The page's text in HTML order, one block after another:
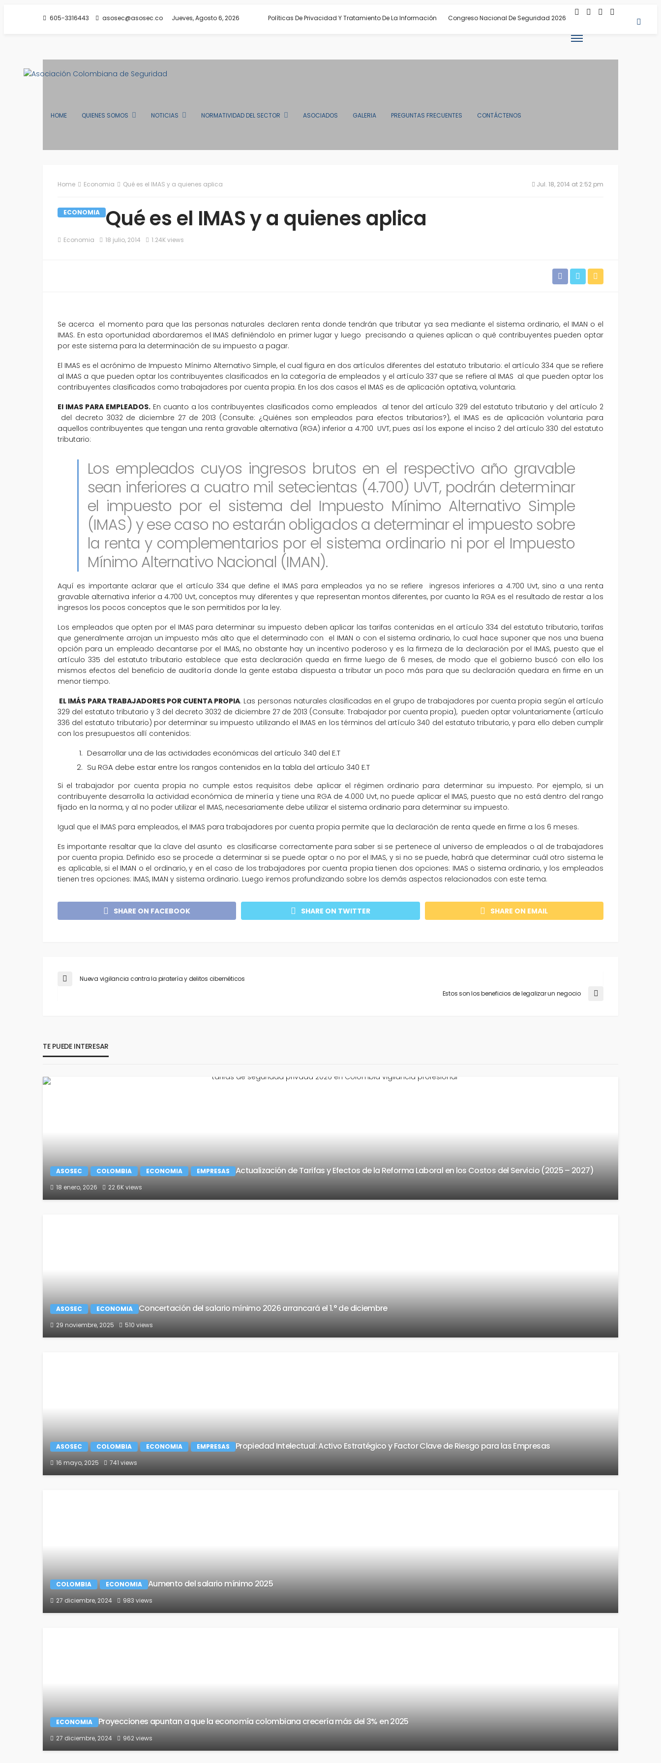
605-3316443 asosec@asosec.co Jueves, Agosto 6, 2026 Políticas De Privacidad Y Tratamiento De La Información Congreso Nacional De Seguridad 2026
HOME QUIENES SOMOS NOTICIAS NORMATIVIDAD DEL SECTOR ASOCIADOS GALERIA PREGUNTAS FRECUENTES CONTÁCTENOS
Home Economia Qué es el IMAS y a quienes aplica Jul. 18, 2014 at 2:52 pm
ECONOMIA Qué es el IMAS y a quienes aplica
Economia 18 julio, 2014 1.24K views
Se acerca el momento para que las personas naturales declaren renta donde tendrán que tributar ya sea mediante el sistema ordinario, el IMAN o el
IMAS. En esta oportunidad abordaremos el IMAS definiéndolo en primer lugar y luego precisando a quienes aplican o qué contribuyentes pueden optar
por este sistema para la determinación de su impuesto a pagar.
El IMAS es el acrónimo de Impuesto Mínimo Alternativo Simple, el cual figura en dos artículos diferentes del estatuto tributario: el artículo 334 que se refiere
al IMAS a que pueden optar los contribuyentes clasificados en la categoría de empleados y el artículo 337 que se refiere al IMAS al que pueden optar los
contribuyentes clasificados como trabajadores por cuenta propia. En los dos casos el IMAS es de aplicación optativa, voluntaria.
El IMAS PARA EMPLEADOS.En cuanto a los contribuyentes clasificados como empleados al tenor del artículo 329 del estatuto tributario y del artículo 2
del decreto 3032 de diciembre 27 de 2013 (Consulte: ¿Quiénes son empleados para efectos tributarios?), el IMAS es de aplicación voluntaria para
aquellos contribuyentes que tengan una renta gravable alternativa (RGA) inferior a 4.700 UVT, pues así los expone el inciso 2 del artículo 330 del estatuto
tributario:
Los empleados cuyos ingresos brutos en el respectivo año gravable
sean inferiores a cuatro mil setecientas (4.700) UVT, podrán determinar
el impuesto por el sistema del Impuesto Mínimo Alternativo Simple
(IMAS) y ese caso no estarán obligados a determinar el impuesto sobre
la renta y complementarios por el sistema ordinario ni por el Impuesto
Mínimo Alternativo Nacional (IMAN).
Aquí es importante aclarar que el artículo 334 que define el IMAS para empleados ya no se refiere ingresos inferiores a 4.700 Uvt, sino a una renta
gravable alternativa inferior a 4.700 Uvt, conceptos muy diferentes y que representan montos diferentes, por cuanto la RGA es el resultado de restar a los
ingresos los pocos conceptos que le son permitidos por la ley.
Los empleados que opten por el IMAS para determinar su impuesto deben aplicar las tarifas contenidas en el artículo 334 del estatuto tributario, tarifas
que generalmente arrojan un impuesto más alto que el determinado con el IMAN o con el sistema ordinario, lo cual hace suponer que nos una buena
opción para un empleado decantarse por el IMAS, no obstante hay un incentivo poderoso y es la firmeza de la declaración por el IMAS, puesto que el
artículo 335 del estatuto tributario establece que esta declaración queda en firme luego de 6 meses, de modo que el gobierno buscó con ello los
mismos efectos del beneficio de auditoría donde la gente estaba dispuesta a tributar un poco más para que su declaración quedara en firme en un
menor tiempo.
EL IMÁS PARA TRABAJADORES POR CUENTA PROPIA. Las personas naturales clasificadas en el grupo de trabajadores por cuenta propia según el artículo
329 del estatuto tributario y 3 del decreto 3032 de diciembre 27 de 2013 (Consulte: Trabajador por cuenta propia), pueden optar voluntariamente (artículo
336 del estatuto tributario) por determinar su impuesto utilizando el IMAS en los términos del artículo 340 del estatuto tributario, y para ello deben cumplir
con los presupuestos allí contenidos:
Desarrollar una de las actividades económicas del artículo 340 del E.T
Su RGA debe estar entre los rangos contenidos en la tabla del artículo 340 E.T
Si el trabajador por cuenta propia no cumple estos requisitos debe aplicar el régimen ordinario para determinar su impuesto. Por ejemplo, si un
contribuyente desarrolla la actividad económica de minería y tiene una RGA de 4.000 Uvt, no puede aplicar el IMAS, puesto que no está dentro del rango
fijado en la norma, y al no poder utilizar el IMAS, necesariamente debe utilizar el sistema ordinario para determinar su impuesto.
Igual que el IMAS para empleados, el IMAS para trabajadores por cuenta propia permite que la declaración de renta quede en firme a los 6 meses.
Es importante resaltar que la clave del asunto es clasificarse correctamente para saber si se pertenece al universo de empleados o al de trabajadores
por cuenta propia. Definido eso se procede a determinar si se puede optar o no por el IMAS, y si no se puede, habrá que determinar cuál otro sistema le
es aplicable, si el IMAN o el ordinario, y en el caso de los trabajadores por cuenta propia tienen dos opciones: IMAS o sistema ordinario, y los empleados
tienen tres opciones: IMAS, IMAN y sistema ordinario. Luego iremos profundizando sobre los demás aspectos relacionados con este tema.
SHARE ON FACEBOOK SHARE ON TWITTER SHARE ON EMAIL
Nueva vigilancia contra la piratería y delitos cibernéticos
Estos son los beneficios de legalizar un negocio
TE PUEDE INTERESAR
ASOSEC COLOMBIA ECONOMIA EMPRESAS Actualización de Tarifas y Efectos de la Reforma Laboral en los Costos del Servicio (2025 – 2027)
18 enero, 2026 22.6K views
ASOSEC ECONOMIA Concertación del salario mínimo 2026 arrancará el 1.° de diciembre
29 noviembre, 2025 510 views
ASOSEC COLOMBIA ECONOMIA EMPRESAS Propiedad Intelectual: Activo Estratégico y Factor Clave de Riesgo para las Empresas
16 mayo, 2025 741 views
COLOMBIA ECONOMIA Aumento del salario mínimo 2025
27 diciembre, 2024 983 views
ECONOMIA Proyecciones apuntan a que la economía colombiana crecería más del 3% en 2025
27 diciembre, 2024 962 views